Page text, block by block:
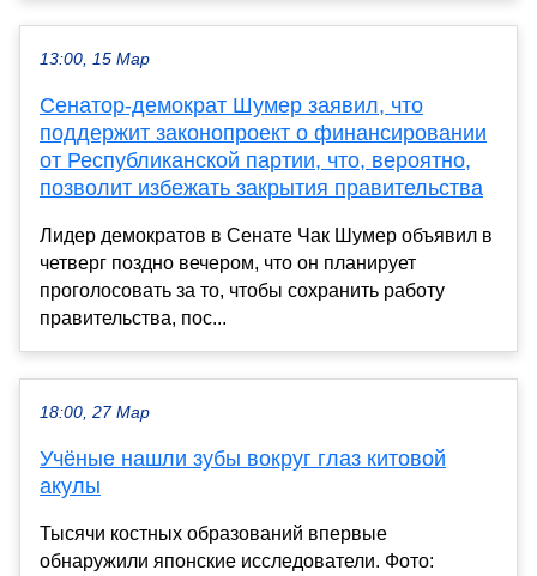
13:00, 15 Мар
Сенатор-демократ Шумер заявил, что
поддержит законопроект о финансировании
от Республиканской партии, что, вероятно,
позволит избежать закрытия правительства
Лидер демократов в Сенате Чак Шумер объявил в
четверг поздно вечером, что он планирует
проголосовать за то, чтобы сохранить работу
правительства, пос...
18:00, 27 Мар
Учёные нашли зубы вокруг глаз китовой
акулы
Тысячи костных образований впервые
обнаружили японские исследователи. Фото: